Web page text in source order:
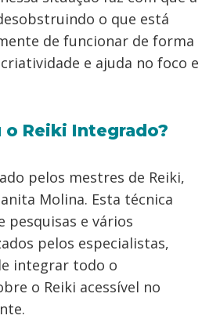
o que está
de funcionar de forma
e ajuda no foco e
o Reiki Integrado?
pelos mestres de Reiki,
Molina. Esta técnica
pesquisas e vários
pelos especialistas,
integrar todo o
o Reiki acessível no